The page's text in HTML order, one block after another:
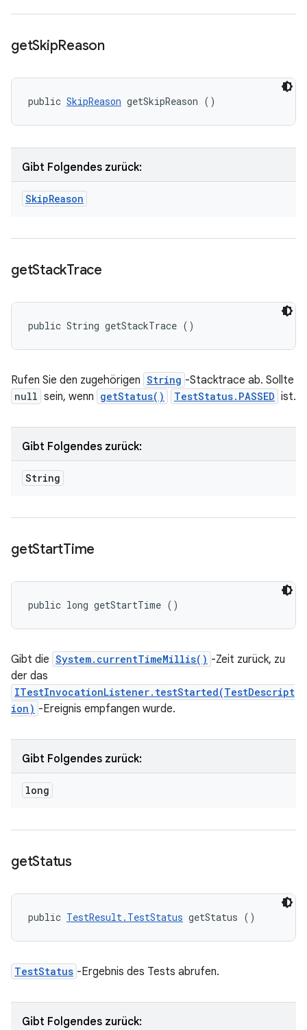
getSkipReason
public SkipReason getSkipReason ()
Gibt Folgendes zurück:
SkipReason
getStackTrace
public String getStackTrace ()
Rufen Sie den zugehörigen String -Stacktrace ab. Sollte
null sein, wenn getStatus() TestStatus.PASSED ist.
Gibt Folgendes zurück:
String
getStartTime
public long getStartTime ()
Gibt die System.currentTimeMillis() -Zeit zurück, zu
der das
ITestInvocationListener.testStarted(TestDescript
ion) -Ereignis empfangen wurde.
Gibt Folgendes zurück:
long
getStatus
public TestResult.TestStatus getStatus ()
TestStatus -Ergebnis des Tests abrufen.
Gibt Folgendes zurück: